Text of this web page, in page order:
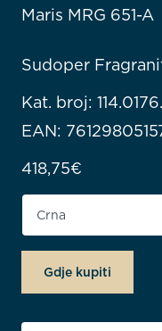
Maris MRG 651-A
Sudoper
Kat. broj:
EAN:
418,75€
Boja proizvoda
Gdje kupiti